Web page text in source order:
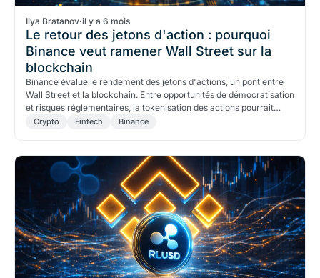
Ilya Bratanov·il y a 6 mois
Le retour des jetons d'action : pourquoi
Binance veut ramener Wall Street sur la
blockchain
Binance évalue le rendement des jetons d'actions, un pont entre
Wall Street et la blockchain. Entre opportunités de démocratisation
et risques réglementaires, la tokenisation des actions pourrait
marquer une nouvelle phase pour les marchés mondiaux.
Crypto Fintech Binance